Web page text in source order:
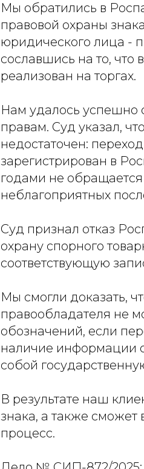
Мы обратились в
правовой охраны
юридического лица -
сославшись на то, что
реализован на торгах.
Нам удалось успешно
правам. Суд указал,
недостаточен:
зарегистрирован в
годами не
неблагоприятных
Суд признал отказ
охрану спорного
соответствующую
Мы смогли доказать,
правообладателя не
обозначений, если
наличие информации
собой
В результате наш
знака, а также сможет
процесс.